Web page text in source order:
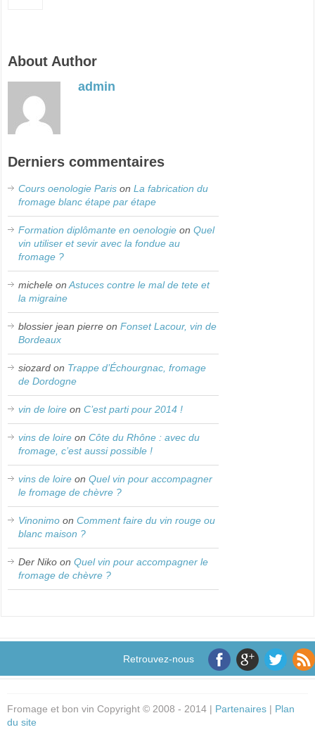
About Author
admin
Derniers commentaires
Cours oenologie Paris onLa fabrication du
fromage blanc étape par étape
Formation diplômante en oenologie onQuel
vin utiliser et sevir avec la fondue au
fromage ?
michele onAstuces contre le mal de tete et
la migraine
blossier jean pierre onFonset Lacour, vin de
Bordeaux
siozard on Trappe d’Échourgnac, fromage
de Dordogne
vin de loire onC’est parti pour 2014 !
vins de loire onCôte du Rhône : avec du
fromage, c’est aussi possible !
vins de loire onQuel vin pour accompagner
le fromage de chèvre ?
Vinonimo onComment faire du vin rouge ou
blanc maison ?
Der Niko onQuel vin pour accompagner le
fromage de chèvre ?
Retrouvez-nous
Fromage et bon vin Copyright © 2008 - 2014 | Partenaires| Plan
du site